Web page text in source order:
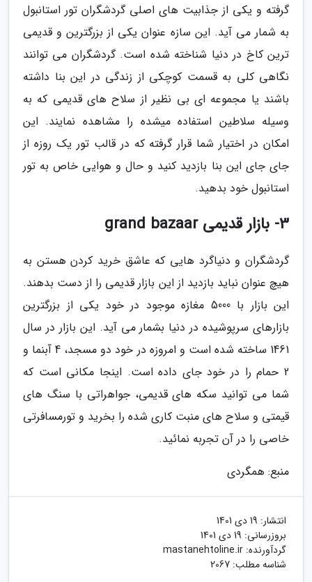
گرفته و یکی از جذابیت های اصلی گردشگران تور استانبول
به شمار می آید. این سازه عنوان یکی از بزرگترین و قدیمی
ترین کاخ در دنیا شناخته شده است. گردشگران می توانند
نگاهی کلی به قسمت کوچکی از زندگی در این بنا داشته
باشند یا مجموعه ای بی نظیر از سلاح های قدیمی که به
وسیله سلاطین استفاده میشده را مشاهده نمایند. این
امکان در اختیار شما قرار گرفته که در قالب تور یک روزه از
جای جای این بنا بازدید کنید و حال و هوایی خاص به تور
استانبول خود بدهید.
3- بازار قدیمی grand bazaar
گردشگران و دنیاگرد هایی که عاشق خرید کردن هستن به
هیچ عنوان نباید بازدید از این بازار قدیمی را از دست بدهند.
این بازار با 5000 مغازه موجود در خود یکی از بزرگترین
بازارهای سرپوشیده در دنیا بشمار می آید. این بازار در سال
1461 ساخته شده است و امروزه در خود دو مسجد، 4 آبنما و
2 حمام را در خود جای داده است. اینجا مکانی است که
شما می توانید سکه های قدیمی، جواهراتی با سنگ های
قیمتی و سلاح های منبت کاری شده را بخرید و تورمسافرتی
خاصی را در آن تجربه نمائید.
منبع: همگردی
انتشار: 19 دی 1401
بروزرسانی: 19 دی 1401
گردآورنده: mastanehtoline.ir
شناسه مطلب: 2067